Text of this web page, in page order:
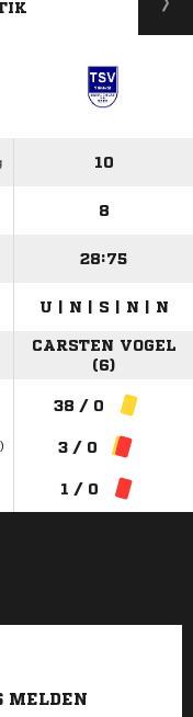
10
8
28:75
U | N | S | N | N
CARSTEN VOGEL
(6)
38 / 0
3 / 0
1 / 0
MELDEN